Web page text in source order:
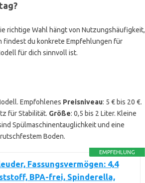
richtige Wahl hängt von Nutzungshäufigkeit,
findest du konkrete Empfehlungen für
für dich sinnvoll ist.
Empfohlenes Preisniveau: 5 € bis 20 €.
für Stabilität. Größe: 0,5 bis 2 Liter. Kleine
Spülmaschinentauglichkeit und eine
Boden.
EMPFEHLUNG
Fassungsvermögen: 4,4
BPA-frei, Spinderella,